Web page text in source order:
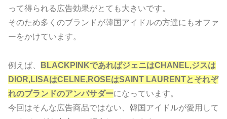
って得られる広告効果がとても大きいです。
そのため多くのブランドが韓国アイドルの方達にもオファ
ーをかけています。
例えば、
BLACKPINKであればジェニはCHANEL,ジスは
DIOR,LISAはCELNE,ROSEはSAINT LAURENTとそれぞ
れのブランドのアンバサダーになっています。
今回はそんな広告商品ではない、韓国アイドルが愛用して